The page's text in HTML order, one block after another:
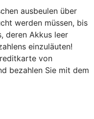
ausbeulen über
werden müssen, bis
deren Akkus leer
einzuläuten!
von
bezahlen Sie mit dem